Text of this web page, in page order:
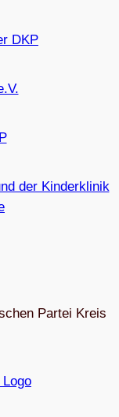
DKP
der Kinderklinik
Partei Kreis